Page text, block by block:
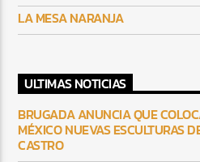
LA MESA NARANJA
ULTIMAS NOTICIAS
BRUGADA ANUNCIA QUE
MÉXICO NUEVAS ESCULTURAS
CASTRO